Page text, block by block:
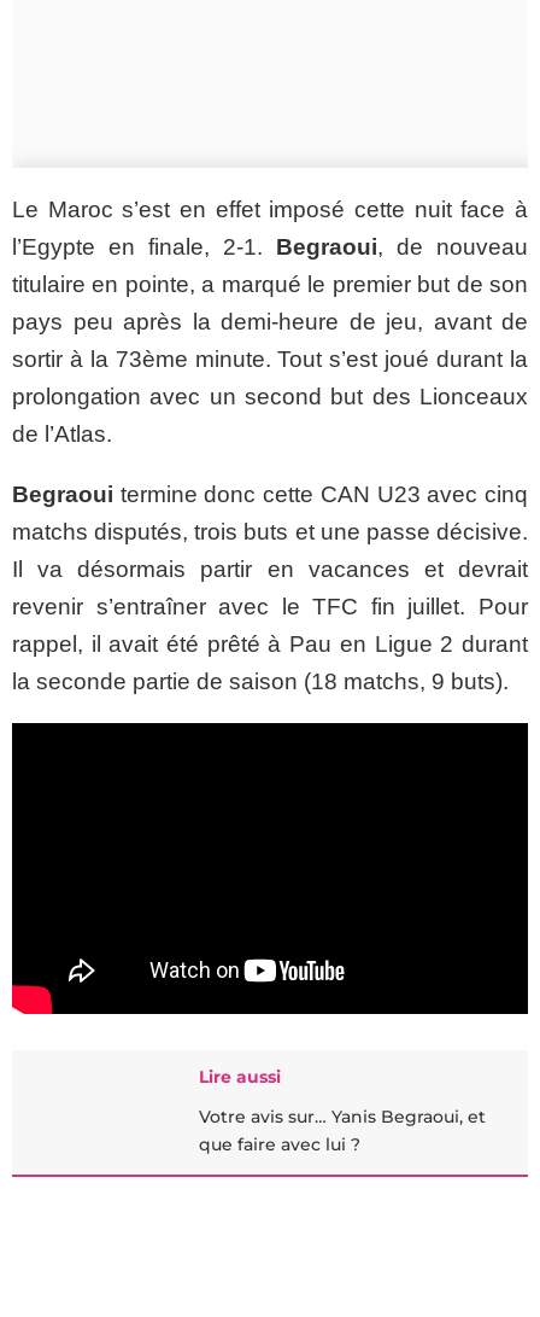
Le Maroc s’est en effet imposé cette nuit face à
l’Egypte en finale, 2-1. Begraoui, de nouveau
titulaire en pointe, a marqué le premier but de son
pays peu après la demi-heure de jeu, avant de
sortir à la 73ème minute. Tout s’est joué durant la
prolongation avec un second but des Lionceaux
de l’Atlas.
Begraoui termine donc cette CAN U23 avec cinq
matchs disputés, trois buts et une passe décisive.
Il va désormais partir en vacances et devrait
revenir s’entraîner avec le TFC fin juillet. Pour
rappel, il avait été prêté à Pau en Ligue 2 durant
la seconde partie de saison (18 matchs, 9 buts).
Lire aussi
Votre avis sur… Yanis Begraoui, et
que faire avec lui ?